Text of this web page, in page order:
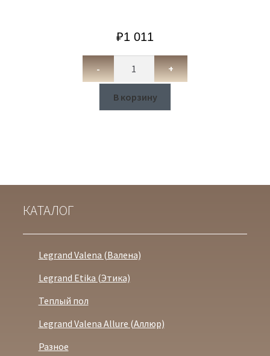
₽1 011
- +
В корзину
КАТАЛОГ
Legrand Valena (Валена)
Legrand Etika (Этика)
Теплый пол
Legrand Valena Allure (Аллюр)
Разное